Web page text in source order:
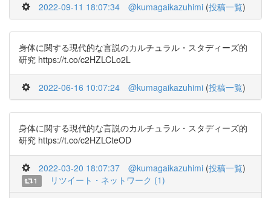
2022-09-11 18:07:34 @kumagaikazuhimi (投稿一覧)
身体に関する現代的な言説のカルチュラル・スタディーズ的
研究 https://t.co/c2HZLCLo2L
2022-06-16 10:07:24 @kumagaikazuhimi (投稿一覧)
身体に関する現代的な言説のカルチュラル・スタディーズ的
研究 https://t.co/c2HZLCteOD
2022-03-20 18:07:37 @kumagaikazuhimi (投稿一覧)
1 リツイート・ネットワーク (1)